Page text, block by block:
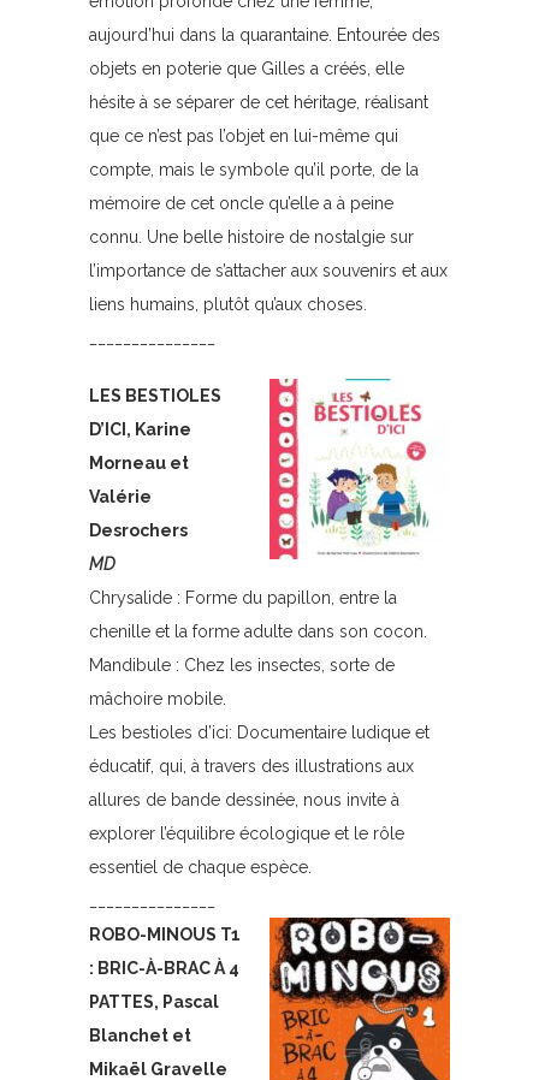
aujourd’hui dans la quarantaine. Entourée des
objets en poterie que Gilles a créés, elle
hésite à se séparer de cet héritage, réalisant
que ce n’est pas l’objet en lui-même qui
compte, mais le symbole qu’il porte, de la
mémoire de cet oncle qu’elle a à peine
connu. Une belle histoire de nostalgie sur
l’importance de s’attacher aux souvenirs et aux
liens humains, plutôt qu’aux choses.
LES BESTIOLES
D’ICI, Karine
Morneau et
Valérie
Desrochers
MD
Chrysalide : Forme du papillon, entre la
chenille et la forme adulte dans son cocon.
Mandibule : Chez les insectes, sorte de
mâchoire mobile.
Les bestioles d’ici: Documentaire ludique et
éducatif, qui, à travers des illustrations aux
allures de bande dessinée, nous invite à
explorer l’équilibre écologique et le rôle
essentiel de chaque espèce.
ROBO-MINOUS T1
: BRIC-À-BRAC À 4
PATTES, Pascal
Blanchet et
Mikaël Gravelle